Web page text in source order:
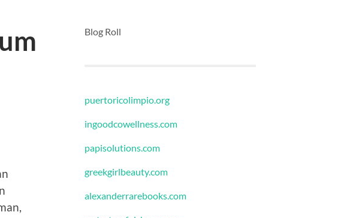
Blog Roll
puertoricolimpio.org
ingoodcowellness.com
papisolutions.com
greekgirlbeauty.com
alexanderrarebooks.com